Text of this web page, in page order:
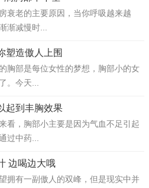
衰老的主要原因，当你呼吸越来越
渐减慢时...
塑造傲人上围
胸部是每位女性的梦想，胸部小的女
。今天...
起到丰胸效果
看，胸部小主要是因为气血不足引起
过中药...
边喝边大哦
拥有一副傲人的双峰，但是现实中并